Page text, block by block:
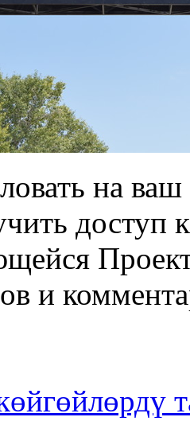
на
доступ
и